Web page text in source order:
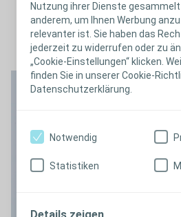
Nutzung ihrer Dienste
anderem, um Ihnen Werbung
relevanter ist. Sie haben das
jederzeit zu widerrufen oder zu
„Cookie-Einstellungen“ klicken.
finden Sie in unserer Cookie-
Datenschutzerklärung.
Notwendig
Statistiken
Details zeigen
vertrauen.